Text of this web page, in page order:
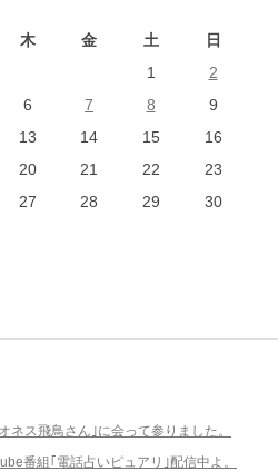
木 金 土 日
1
2
6 7 8
9
13 14 15
16
20 21 22
23
27 28 29
30
ス飛鳥さん｣に会って参りました。
番組｢電話占いピュアリ｣配信中よ。